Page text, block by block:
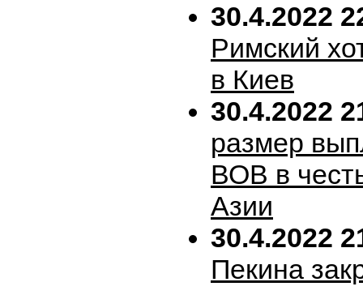
30.4.2022
Римский
в Киев
30.4.2022
размер
ВОВ в
Азии
30.4.2022
Пекина